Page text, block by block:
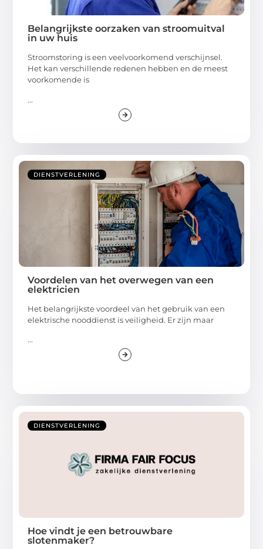
Belangrijkste oorzaken van stroomuitval
in uw huis
Stroomstoring is een veelvoorkomend verschijnsel.
Het kan verschillende redenen hebben en de meest
voorkomende is
...
DIENSTVERLENING
Voordelen van het overwegen van een
elektricien
Het belangrijkste voordeel van het gebruik van een
elektrische nooddienst is veiligheid. Er zijn maar
...
DIENSTVERLENING
Hoe vindt je een betrouwbare
slotenmaker?